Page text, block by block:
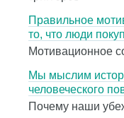
Правильное
то, что люди
Мотивационное
Мы мыслим
человеческого
Почему наши